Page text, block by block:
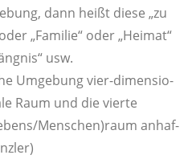
dann heißt die­se „zu
„Fami­lie“ oder „Hei­mat“
usw.
Umge­bung vier-dimen­sio­
Raum und die vier­te
Menschen)raum anhaf­